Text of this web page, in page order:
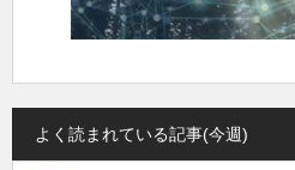
よく読まれている記事(今週)